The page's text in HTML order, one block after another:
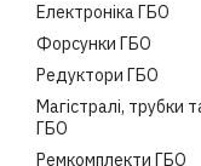
Електроніка ГБО
Форсунки ГБО
Редуктори ГБО
Магістралі, трубки
ГБО
Ремкомплекти ГБО